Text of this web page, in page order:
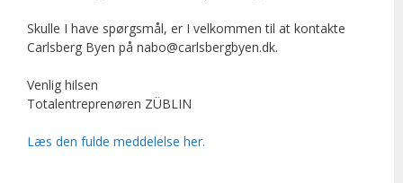
Skulle I have spørgsmål, er I velkommen til at kontakte
Carlsberg Byen på nabo@carlsbergbyen.dk.
Venlig hilsen
Totalentreprenøren ZÜBLIN
Læs den fulde meddelelse her.